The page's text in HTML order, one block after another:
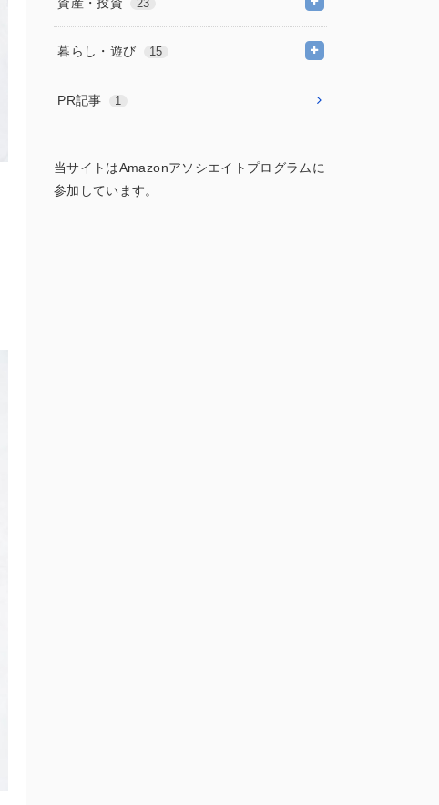
23
暮らし・遊び 15
PR記事 1
当サイトはAmazonアソシエイトプログラムに
参加しています。